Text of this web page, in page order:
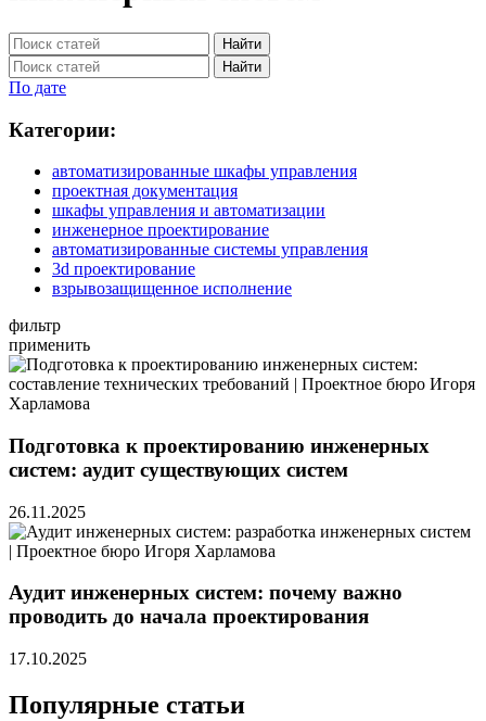
Найти
Найти
По дате
Категории:
автоматизированные шкафы управления
проектная документация
шкафы управления и автоматизации
инженерное проектирование
автоматизированные системы управления
3d проектирование
взрывозащищенное исполнение
фильтр
применить
Подготовка к проектированию инженерных
систем: аудит существующих систем
26.11.2025
Аудит инженерных систем: почему важно
проводить до начала проектирования
17.10.2025
Популярные статьи